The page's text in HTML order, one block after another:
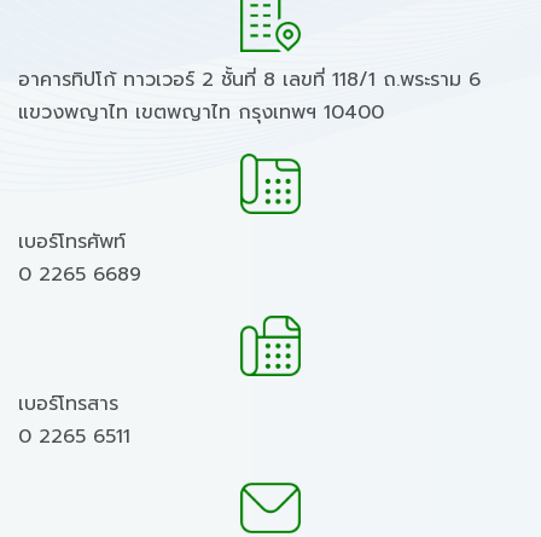
อาคารทิปโก้ ทาวเวอร์ 2 ชั้นที่ 8 เลขที่ 118/1 ถ.พระราม 6
แขวงพญาไท เขตพญาไท กรุงเทพฯ 10400
เบอร์โทรศัพท์
0 2265 6689
เบอร์โทรสาร
0 2265 6511